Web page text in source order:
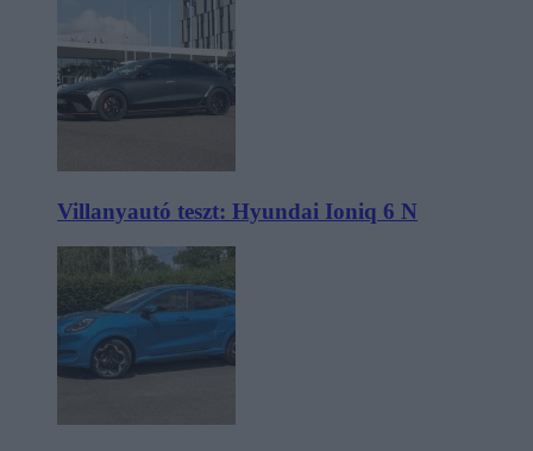
Villanyautó teszt: Hyundai Ioniq 6 N